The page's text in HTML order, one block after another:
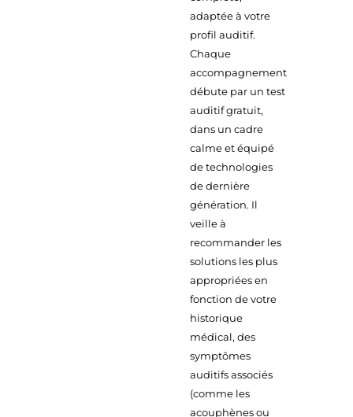
adaptée à votre
profil auditif.
Chaque
accompagnement
débute par un test
auditif gratuit,
dans un cadre
calme et équipé
de technologies
de dernière
génération. Il
veille à
recommander les
solutions les plus
appropriées en
fonction de votre
historique
médical, des
symptômes
auditifs associés
(comme les
acouphènes ou